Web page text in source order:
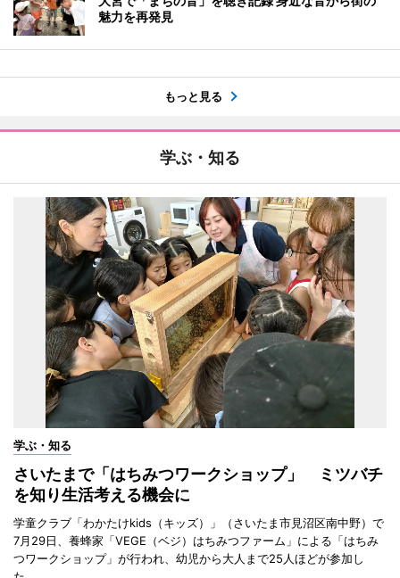
魅力を再発見
もっと見る
学ぶ・知る
学ぶ・知る
さいたまで「はちみつワークショップ」 ミツバチ
を知り生活考える機会に
学童クラブ「わかたけkids（キッズ）」（さいたま市見沼区南中野）で
7月29日、養蜂家「VEGE（ベジ）はちみつファーム」による「はちみ
つワークショップ」が行われ、幼児から大人まで25人ほどが参加し